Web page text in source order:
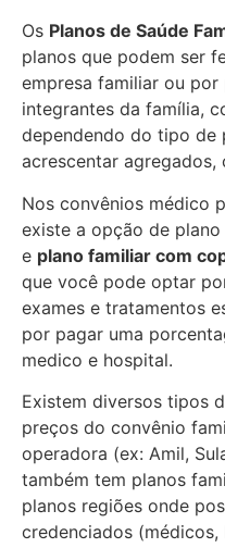
Os Planos de Saúde
planos que podem ser
empresa familiar ou
integrantes da família,
dependendo do tipo de
acrescentar agregados,
Nos convênios médico
existe a opção de
e plano familiar com
que você pode optar
exames e tratamentos
por pagar uma
medico e hospital.
Existem diversos tipos
preços do convênio
operadora (ex: Amil,
também tem planos
planos regiões onde
credenciados